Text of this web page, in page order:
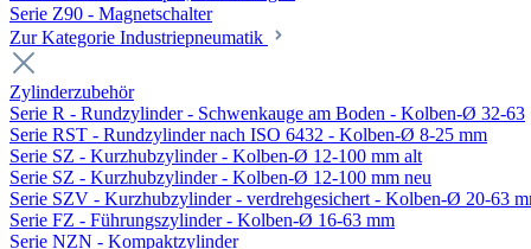
Serie Z90 - Magnetschalter
Zur Kategorie Industriepneumatik
Zylinderzubehör
Serie R - Rundzylinder - Schwenkauge am Boden - Kolben-Ø 32-63
Serie RST - Rundzylinder nach ISO 6432 - Kolben-Ø 8-25 mm
Serie SZ - Kurzhubzylinder - Kolben-Ø 12-100 mm alt
Serie SZ - Kurzhubzylinder - Kolben-Ø 12-100 mm neu
Serie SZV - Kurzhubzylinder - verdrehgesichert - Kolben-Ø 20-63
Serie FZ - Führungszylinder - Kolben-Ø 16-63 mm
Serie NZN - Kompaktzylinder